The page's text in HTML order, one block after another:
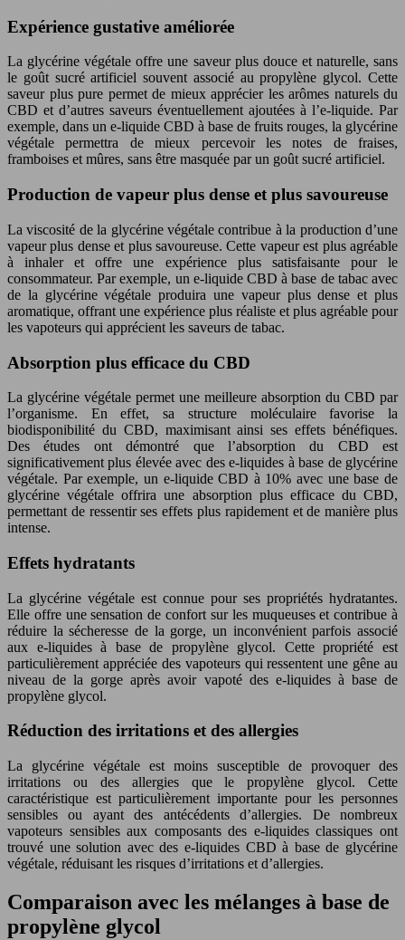
Expérience gustative améliorée
La glycérine végétale offre une saveur plus douce et naturelle, sans
le goût sucré artificiel souvent associé au propylène glycol. Cette
saveur plus pure permet de mieux apprécier les arômes naturels du
CBD et d’autres saveurs éventuellement ajoutées à l’e-liquide. Par
exemple, dans un e-liquide CBD à base de fruits rouges, la glycérine
végétale permettra de mieux percevoir les notes de fraises,
framboises et mûres, sans être masquée par un goût sucré artificiel.
Production de vapeur plus dense et plus savoureuse
La viscosité de la glycérine végétale contribue à la production d’une
vapeur plus dense et plus savoureuse. Cette vapeur est plus agréable
à inhaler et offre une expérience plus satisfaisante pour le
consommateur. Par exemple, un e-liquide CBD à base de tabac avec
de la glycérine végétale produira une vapeur plus dense et plus
aromatique, offrant une expérience plus réaliste et plus agréable pour
les vapoteurs qui apprécient les saveurs de tabac.
Absorption plus efficace du CBD
La glycérine végétale permet une meilleure absorption du CBD par
l’organisme. En effet, sa structure moléculaire favorise la
biodisponibilité du CBD, maximisant ainsi ses effets bénéfiques.
Des études ont démontré que l’absorption du CBD est
significativement plus élevée avec des e-liquides à base de glycérine
végétale. Par exemple, un e-liquide CBD à 10% avec une base de
glycérine végétale offrira une absorption plus efficace du CBD,
permettant de ressentir ses effets plus rapidement et de manière plus
intense.
Effets hydratants
La glycérine végétale est connue pour ses propriétés hydratantes.
Elle offre une sensation de confort sur les muqueuses et contribue à
réduire la sécheresse de la gorge, un inconvénient parfois associé
aux e-liquides à base de propylène glycol. Cette propriété est
particulièrement appréciée des vapoteurs qui ressentent une gêne au
niveau de la gorge après avoir vapoté des e-liquides à base de
propylène glycol.
Réduction des irritations et des allergies
La glycérine végétale est moins susceptible de provoquer des
irritations ou des allergies que le propylène glycol. Cette
caractéristique est particulièrement importante pour les personnes
sensibles ou ayant des antécédents d’allergies. De nombreux
vapoteurs sensibles aux composants des e-liquides classiques ont
trouvé une solution avec des e-liquides CBD à base de glycérine
végétale, réduisant les risques d’irritations et d’allergies.
Comparaison avec les mélanges à base de
propylène glycol